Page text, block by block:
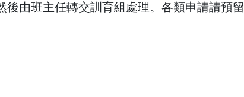
由班主任轉交訓育組處理。各類申請請預留